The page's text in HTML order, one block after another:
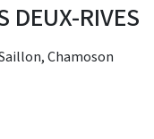
DEUX-RIVES
Chamoson